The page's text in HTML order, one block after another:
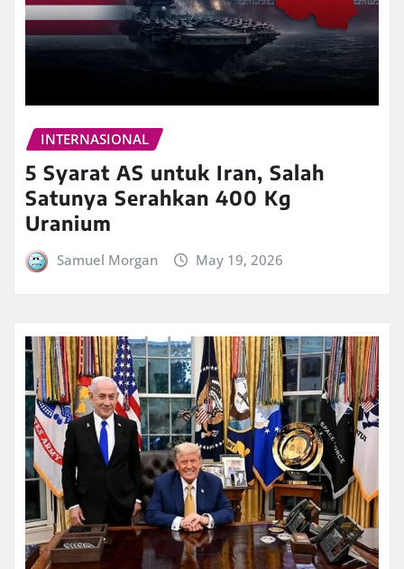
INTERNASIONAL
5 Syarat AS untuk Iran, Salah
Satunya Serahkan 400 Kg
Uranium
Samuel Morgan May 19, 2026